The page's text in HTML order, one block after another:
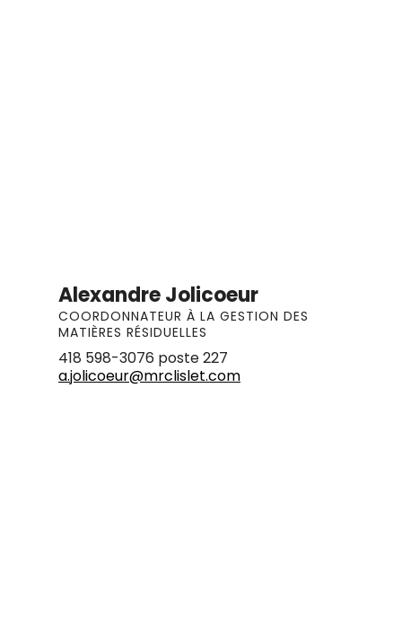
Alexandre Jolicoeur
COORDONNATEUR À LA GESTION DES
MATIÈRES RÉSIDUELLES
418 598-3076 poste 227
a.jolicoeur@mrclislet.com